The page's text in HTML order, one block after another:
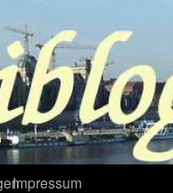
Impressum